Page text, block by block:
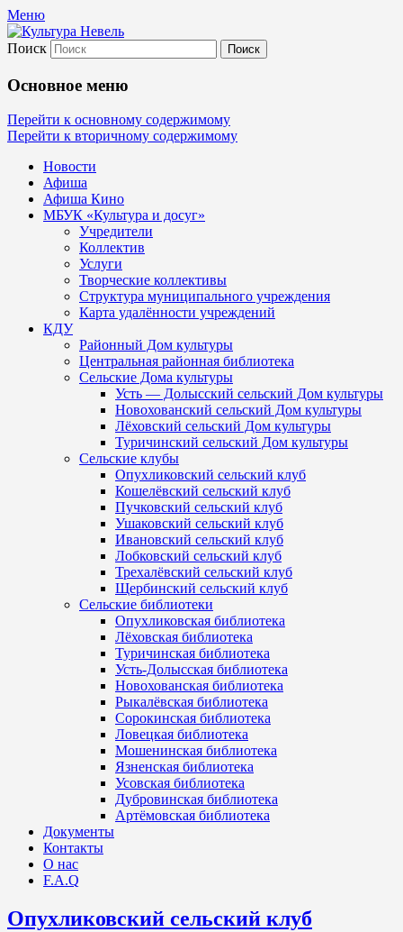
Меню
Культура Невель
МБУК Невельского района "Культура
и досуг"
Поиск
Основное меню
Перейти к основному содержимому
Перейти к вторичному содержимому
Новости
Афиша
Афиша Кино
МБУК «Культура и досуг»
Учредители
Коллектив
Услуги
Творческие коллективы
Структура муниципального учреждения
Карта удалённости учреждений
КДУ
Районный Дом культуры
Центральная районная библиотека
Сельские Дома культуры
Усть — Долысский сельский Дом культуры
Новохованский сельский Дом культуры
Лёховский сельский Дом культуры
Туричинский сельский Дом культуры
Сельские клубы
Опухликовский сельский клуб
Кошелёвский сельский клуб
Пучковский сельский клуб
Ушаковский сельский клуб
Ивановский сельский клуб
Лобковский сельский клуб
Трехалёвский сельский клуб
Щербинский сельский клуб
Сельские библиотеки
Опухликовская библиотека
Лёховская библиотека
Туричинская библиотека
Усть-Долысская библиотека
Новохованская библиотека
Рыкалёвская библиотека
Сорокинская библиотека
Ловецкая библиотека
Мошенинская библиотека
Язненская библиотека
Усовская библиотека
Дубровинская библиотека
Артёмовская библиотека
Документы
Контакты
О нас
F.A.Q
Опухликовский сельский клуб